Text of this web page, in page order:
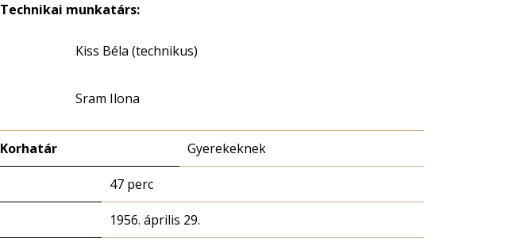
Technikai munkatárs:
Kiss Béla (technikus)
Sram Ilona
Korhatár Gyerekeknek
47 perc
1956. április 29.